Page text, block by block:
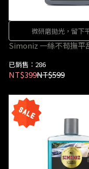
微研磨拋光，留下
Simoniz 一絲不苟撫平
已銷售：286
NT$399NT$599